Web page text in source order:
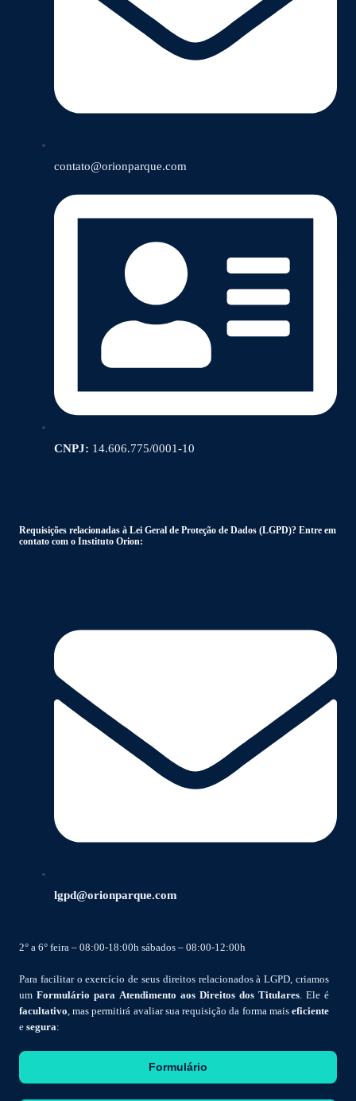
contato@orionparque.com
CNPJ: 14.606.775/0001-10
Requisições relacionadas à Lei Geral de Proteção de Dados (LGPD)? Entre em
contato com o Instituto Orion:
lgpd@orionparque.com
2° a 6° feira – 08:00-18:00h sábados – 08:00-12:00h
Para facilitar o exercício de seus direitos relacionados à LGPD, criamos
um Formulário para Atendimento aos Direitos dos Titulares. Ele é
facultativo, mas permitirá avaliar sua requisição da forma mais eficiente
e segura:
Formulário